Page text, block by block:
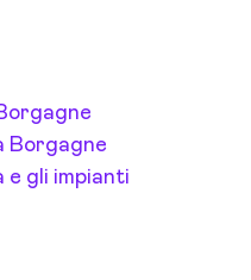
Borgagne
e gli impianti